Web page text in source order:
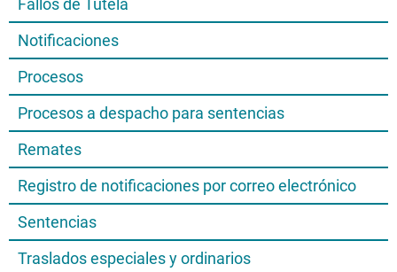
Fallos de Tutela
Notificaciones
Procesos
Procesos a despacho para sentencias
Remates
Registro de notificaciones por correo electrónico
Sentencias
Traslados especiales y ordinarios